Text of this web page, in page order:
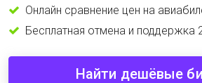
Онлайн сравнение цен на
Бесплатная отмена и поддержка
Найти дешёвые